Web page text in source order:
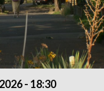
- 18:30